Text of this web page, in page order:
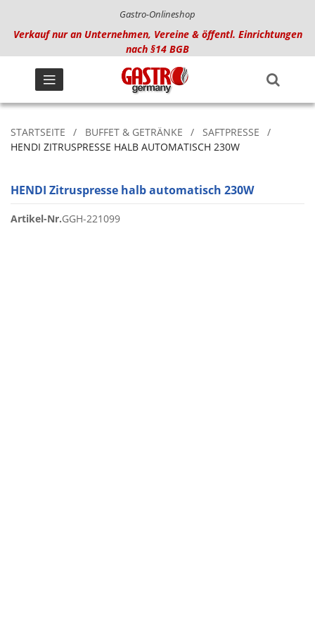
Gastro-Onlineshop
Verkauf nur an Unternehmen, Vereine & öffentl. Einrichtungen
nach §14 BGB
STARTSEITE BUFFET & GETRÄNKE
SAFTPRESSE
HENDI ZITRUSPRESSE HALB AUTOMATISCH 230W
HENDI Zitruspresse halb automatisch 230W
Artikel-Nr.GGH-221099